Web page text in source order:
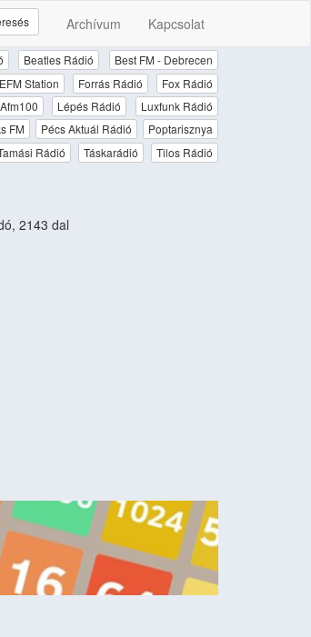
Archívum Kapcsolat
Beatles Rádió
Best FM - Debrecen
EFM Station Forrás Rádió
Fox Rádió
Lépés Rádió
Luxfunk Rádió
FM Pécs Aktuál Rádió
Poptarisznya
Rádió Táskarádió
Tilos Rádió
2143 dal